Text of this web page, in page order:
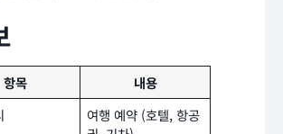
항목
내용
여행 예약 (호텔, 항공